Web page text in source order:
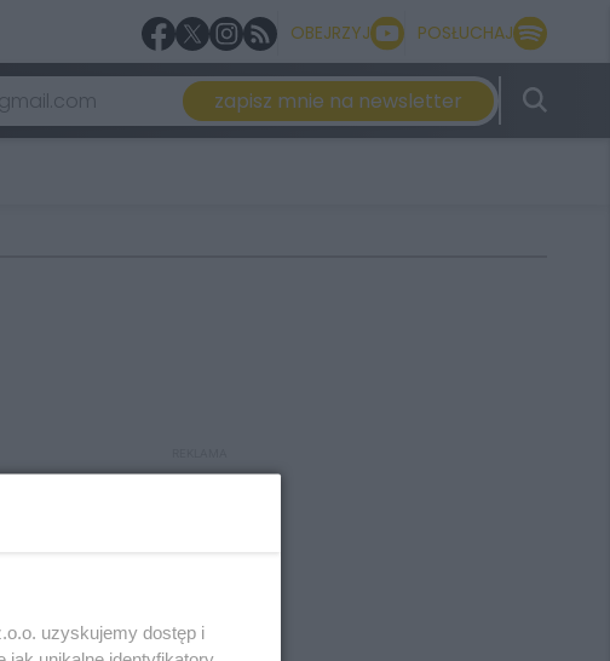
OBEJRZYJ POSŁUCHAJ
zapisz mnie na newsletter
REKLAMA
uzyskujemy dostęp i